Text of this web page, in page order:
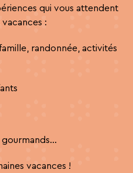
qui vous attendent
:
randonnée, activités
gourmands…
vacances !